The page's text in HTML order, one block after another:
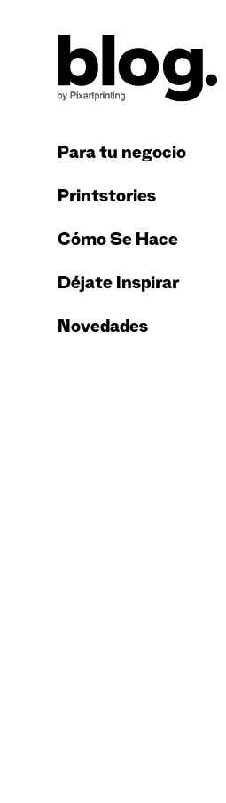
Para tu negocio
Printstories
Cómo Se Hace
Déjate Inspirar
Novedades